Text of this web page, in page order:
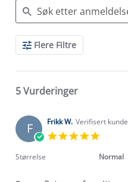
Search
ReviewsFlere Filtre
5 Vurderinger
F Frikk W. Verifisert kunde
rating
Størrelse Normal